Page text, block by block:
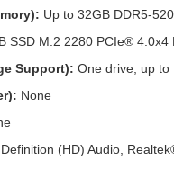
Up to 32GB DDR5-
SSD M.2 2280 PCIe® 4.0x4
Support): One drive, up to
None
(HD) Audio,